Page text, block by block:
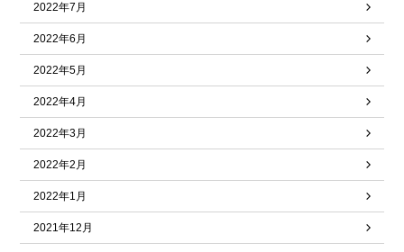
2022年7月
2022年6月
2022年5月
2022年4月
2022年3月
2022年2月
2022年1月
2021年12月